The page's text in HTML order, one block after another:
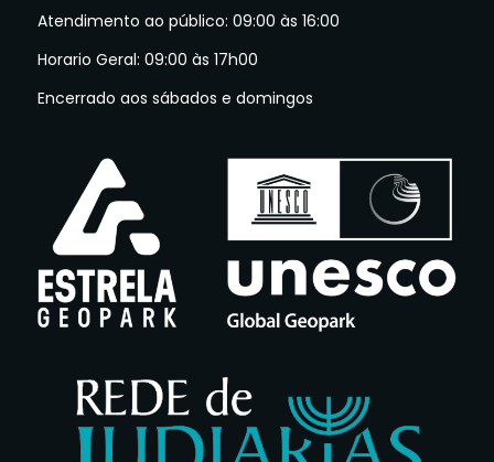
Atendimento ao público: 09:00 às 16:00
Horario Geral: 09:00 às 17h00
Encerrado aos sábados e domingos